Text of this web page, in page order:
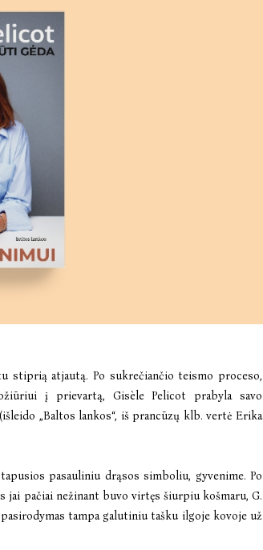
stiprią atjautą. Po sukrečiančio teismo proceso,
į prievartą, Gisèle Pelicot prabyla savo
„Baltos lankos“, iš prancūzų klb. vertė Erika
pasauliniu drąsos simboliu, gyvenime. Po
pačiai nežinant buvo virtęs šiurpiu košmaru, G.
tampa galutiniu tašku ilgoje kovoje už